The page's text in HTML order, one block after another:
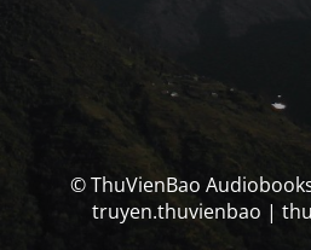
© ThuVienBao
truyen.thuvienbao |